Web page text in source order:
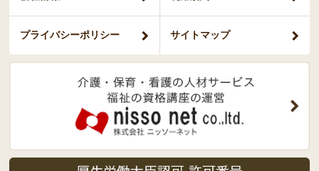
プライバシーポリシー サイトマップ